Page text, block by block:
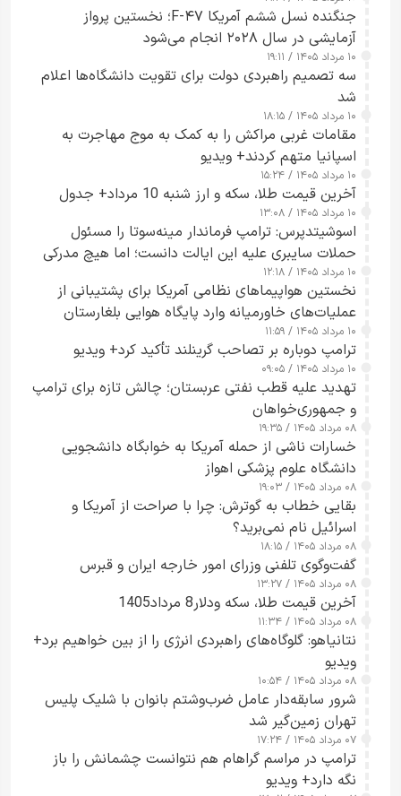
جنگنده نسل ششم آمریکا F-۴۷؛ نخستین پرواز
آزمایشی در سال ۲۰۲۸ انجام می‌شود
۱۰ مرداد ۱۴۰۵ / ۱۹:۱۱
سه تصمیم راهبردی دولت برای تقویت دانشگاه‌ها اعلام
شد
۱۰ مرداد ۱۴۰۵ / ۱۸:۱۵
مقامات غربی مراکش را به کمک به موج مهاجرت به
اسپانیا متهم کردند+ ویدیو
۱۰ مرداد ۱۴۰۵ / ۱۵:۲۴
آخرین قیمت طلا، سکه و ارز شنبه 10 مرداد+ جدول
۱۰ مرداد ۱۴۰۵ / ۱۳:۰۸
اسوشیتدپرس: ترامپ فرماندار مینه‌سوتا را مسئول
حملات سایبری علیه این ایالت دانست؛ اما هیچ مدرکی
ارائه نکرد
۱۰ مرداد ۱۴۰۵ / ۱۲:۱۸
نخستین هواپیماهای نظامی آمریکا برای پشتیبانی از
عملیات‌های خاورمیانه وارد پایگاه هوایی بلغارستان
شدند
۱۰ مرداد ۱۴۰۵ / ۱۱:۵۹
ترامپ دوباره بر تصاحب گرینلند تأکید کرد+ ویدیو
۱۰ مرداد ۱۴۰۵ / ۰۹:۰۵
تهدید علیه قطب نفتی عربستان؛ چالش تازه برای ترامپ
و جمهوری‌خواهان
۰۸ مرداد ۱۴۰۵ / ۱۹:۳۵
خسارات ناشی از حمله آمریکا به خوابگاه دانشجویی
دانشگاه علوم پزشکی اهواز
۰۸ مرداد ۱۴۰۵ / ۱۹:۰۳
بقایی خطاب به گوترش: چرا با صراحت از آمریکا و
اسرائیل نام نمی‌برید؟
۰۸ مرداد ۱۴۰۵ / ۱۸:۱۵
گفت‌وگوی تلفنی وزرای امور خارجه ایران و قبرس
۰۸ مرداد ۱۴۰۵ / ۱۳:۲۷
آخرین قیمت طلا، سکه ودلار8 مرداد1405
۰۸ مرداد ۱۴۰۵ / ۱۱:۳۴
نتانیاهو: گلوگاه‌های راهبردی انرژی را از بین خواهیم برد+
ویدیو
۰۸ مرداد ۱۴۰۵ / ۱۰:۵۴
شرور سابقه‌دار عامل ضرب‌وشتم بانوان با شلیک پلیس
تهران زمین‌گیر شد
۰۷ مرداد ۱۴۰۵ / ۱۷:۲۴
ترامپ در مراسم گراهام هم نتوانست چشمانش را باز
نگه دارد+ ویدیو